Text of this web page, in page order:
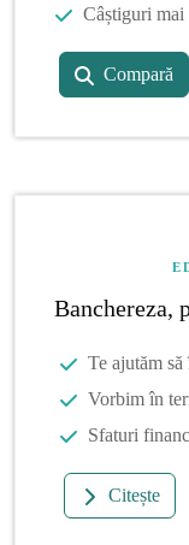
Câștiguri mai
Compară
Banchereza,
Te ajutăm
Vorbim în
Sfaturi
Citește